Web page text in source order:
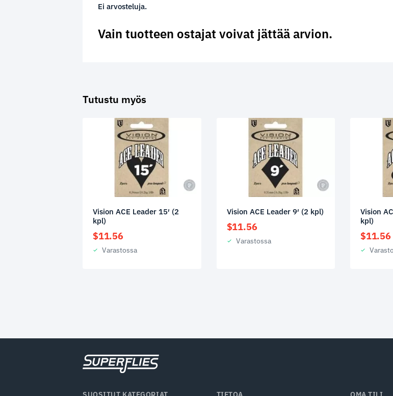
Ei arvosteluja.
Vain tuotteen ostajat voivat jättää arvion.
Tutustu myös
Vision ACE Leader 15′ (2
kpl)
$11.56
Varastossa
Vision ACE Leader 9′ (2 kpl)
$11.56
Varastossa
Vision
kpl)
$11.56